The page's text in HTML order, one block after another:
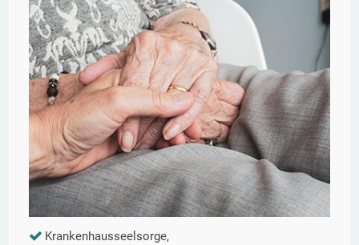
Krankenhausseelsorge,